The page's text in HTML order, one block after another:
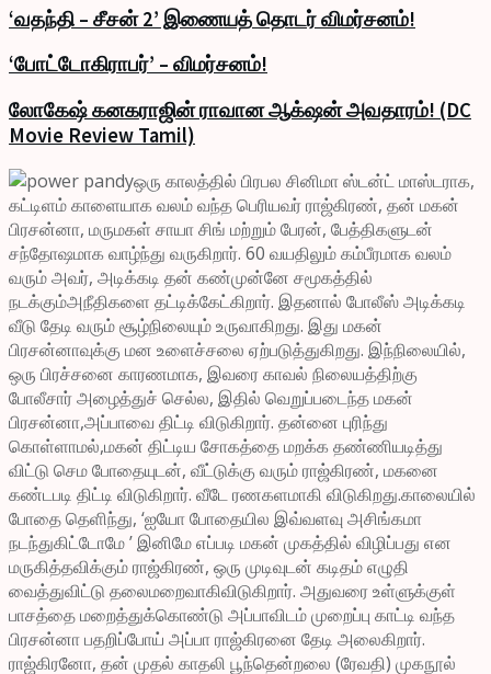
‘வதந்தி – சீசன் 2’ இணையத் தொடர் விமர்சனம்!
‘போட்டோகிராபர்’ – விமர்சனம்!
லோகேஷ் கனகராஜின் ராவான ஆக்‌ஷன் அவதாரம்! (DC
Movie Review Tamil)
ஒரு காலத்தில் பிரபல சினிமா ஸ்டன்ட் மாஸ்டராக,
கட்டிளம் காளையாக வலம் வந்த பெரியவர் ராஜ்கிரண், தன் மகன்
பிரசன்னா, மருமகள் சாயா சிங் மற்றும் பேரன், பேத்திகளுடன்
சந்தோஷமாக வாழ்ந்து வருகிறார். 60 வயதிலும் கம்பீரமாக வலம்
வரும் அவர், அடிக்கடி தன் கண்முன்னே சமூகத்தில்
நடக்கும்அநீதிகளை தட்டிக்கேட்கிறார். இதனால் போலீஸ் அடிக்கடி
வீடு தேடி வரும் சூழ்நிலையும் உருவாகிறது. இது மகன்
பிரசன்னாவுக்கு மன உளைச்சலை ஏற்படுத்துகிறது. இந்நிலையில்,
ஒரு பிரச்சனை காரணமாக, இவரை காவல் நிலையத்திற்கு
போலீசார் அழைத்துச் செல்ல, இதில் வெறுப்படைந்த மகன்
பிரசன்னா,அப்பாவை திட்டி விடுகிறார். தன்னை புரிந்து
கொள்ளாமல்,மகன் திட்டிய சோகத்தை மறக்க தண்ணியடித்து
விட்டு செம போதையுடன், வீட்டுக்கு வரும் ராஜ்கிரண், மகனை
கண்டபடி திட்டி விடுகிறார். வீடே ரணகளமாகி விடுகிறது.காலையில்
போதை தெளிந்து, ‘ஐயோ போதையில இவ்வளவு அசிங்கமா
நடந்துகிட்டோமே ’ இனிமே எப்படி மகன் முகத்தில் விழிப்பது என
மருகித்தவிக்கும் ராஜ்கிரண், ஒரு முடிவுடன் கடிதம் எழுதி
வைத்துவிட்டு தலைமறைவாகிவிடுகிறார். அதுவரை உள்ளுக்குள்
பாசத்தை மறைத்துக்கொண்டு அப்பாவிடம் முறைப்பு காட்டி வந்த
பிரசன்னா பதறிப்போய் அப்பா ராஜ்கிரனை தேடி அலைகிறார்.
ராஜ்கிரனோ, தன் முதல் காதலி பூந்தென்றலை (ரேவதி) முகநூல்